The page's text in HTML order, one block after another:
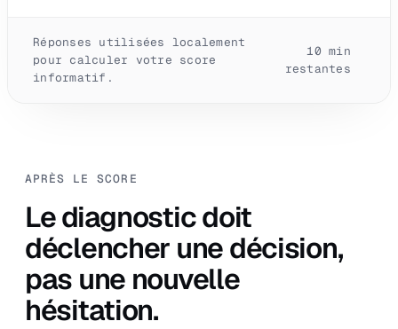
Réponses utilisées localement
pour calculer votre score
informatif.
10 min
restantes
APRÈS LE SCORE
Le diagnostic doit
déclencher une décision,
pas une nouvelle
hésitation.